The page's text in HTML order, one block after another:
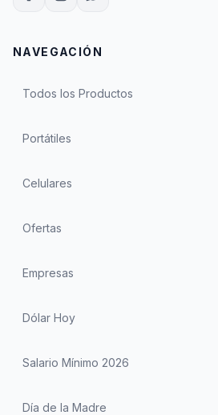
NAVEGACIÓN
Todos los Productos
Portátiles
Celulares
Ofertas
Empresas
Dólar Hoy
Salario Mínimo 2026
Día de la Madre